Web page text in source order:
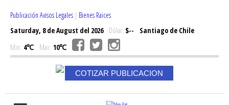
Publicación Avisos Legales | Bienes Raices
Saturday, 8 de August del 2026Dólar: $--
Santiago de Chile
Min: 4℃ Max: 10℃
COTIZAR PUBLICACION